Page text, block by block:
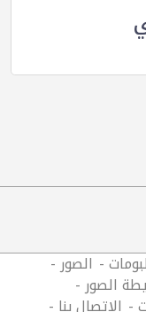
الصور
الصور
الاتصال بنا